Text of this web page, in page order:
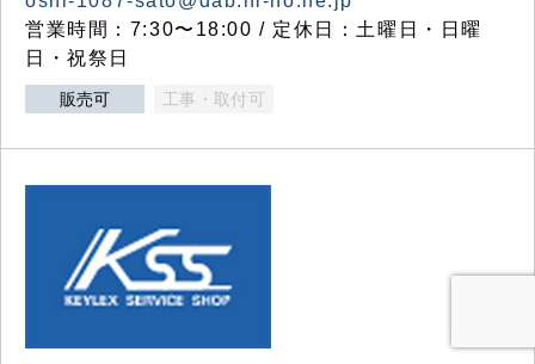
営業時間：7:30〜18:00 / 定休日：土曜日・日曜
日・祝祭日
販売可 工事・取付可